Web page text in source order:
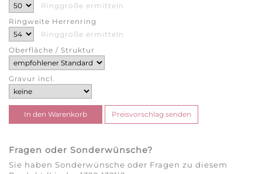
Ringgröße ermitteln
Ringweite Herrenring
Ringgröße ermitteln
Oberfläche / Struktur
Gravur incl.
Fragen oder Sonderwünsche?
Sie haben Sonderwünsche oder Fragen zu diesem